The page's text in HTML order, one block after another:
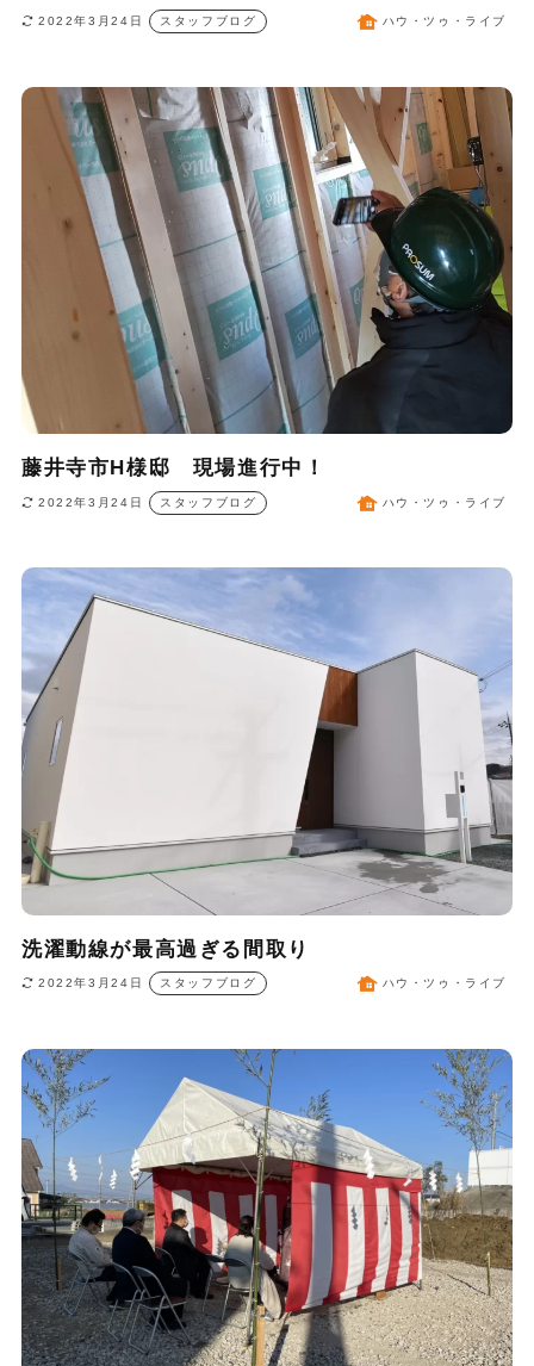
2022年3月24日 スタッフブログ ハウ・ツゥ・ライブ
藤井寺市H様邸 現場進行中！
2022年3月24日 スタッフブログ ハウ・ツゥ・ライブ
洗濯動線が最高過ぎる間取り
2022年3月24日 スタッフブログ ハウ・ツゥ・ライブ